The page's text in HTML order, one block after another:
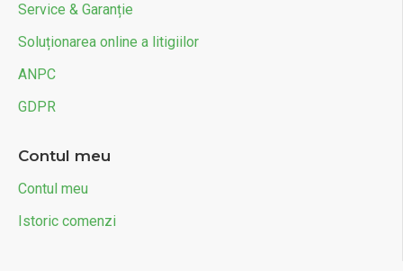
Service & Garanție
Soluționarea online a litigiilor
ANPC
GDPR
Contul meu
Contul meu
Istoric comenzi